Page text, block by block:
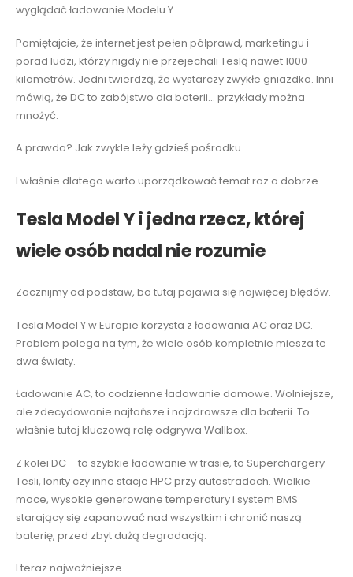
wyglądać ładowanie Modelu Y.
Pamiętajcie, że internet jest pełen półprawd, marketingu i
porad ludzi, którzy nigdy nie przejechali Teslą nawet 1000
kilometrów. Jedni twierdzą, że wystarczy zwykłe gniazdko. Inni
mówią, że DC to zabójstwo dla baterii… przykłady można
mnożyć.
A prawda? Jak zwykle leży gdzieś pośrodku.
I właśnie dlatego warto uporządkować temat raz a dobrze.
Tesla Model Y i jedna rzecz, której
wiele osób nadal nie rozumie
Zacznijmy od podstaw, bo tutaj pojawia się najwięcej błędów.
Tesla Model Y w Europie korzysta z ładowania AC oraz DC.
Problem polega na tym, że wiele osób kompletnie miesza te
dwa światy.
Ładowanie AC, to codzienne ładowanie domowe. Wolniejsze,
ale zdecydowanie najtańsze i najzdrowsze dla baterii. To
właśnie tutaj kluczową rolę odgrywa Wallbox.
Z kolei DC – to szybkie ładowanie w trasie, to Superchargery
Tesli, Ionity czy inne stacje HPC przy autostradach. Wielkie
moce, wysokie generowane temperatury i system BMS
starający się zapanować nad wszystkim i chronić naszą
baterię, przed zbyt dużą degradacją.
I teraz najważniejsze.